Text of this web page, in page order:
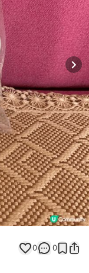
0 0